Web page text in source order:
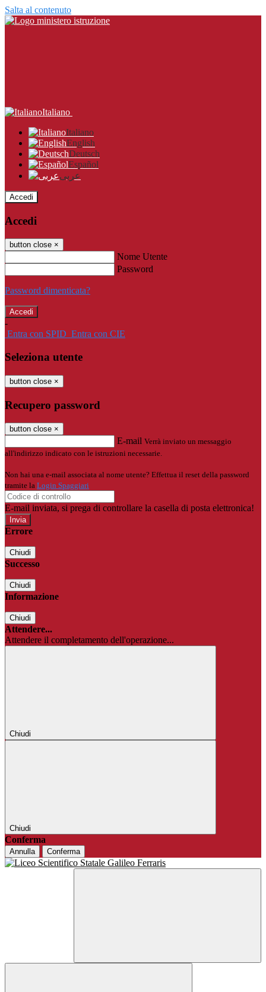
Salta al contenuto
Italiano
Italiano
English
Deutsch
Español
عربى
Accedi
Accedi
button close ×
Nome Utente
Password
Password dimenticata?
-
Entra con SPID Entra con CIE
Seleziona utente
button close ×
Recupero password
button close ×
E-mail Verrà inviato un messaggio
all'indirizzo indicato con le istruzioni necessarie.
Non hai una e-mail associata al nome utente? Effettua il reset della password
tramite la Login Spaggiari
E-mail inviata, si prega di controllare la casella di posta elettronica!
Errore
Chiudi
Successo
Chiudi
Informazione
Chiudi
Attendere...
Attendere il completamento dell'operazione...
Chiudi
Chiudi
Conferma
Annulla Conferma